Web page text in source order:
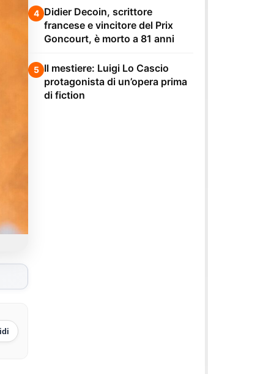
4 Didier Decoin, scrittore
francese e vincitore del Prix
Goncourt, è morto a 81 anni
5 Il mestiere: Luigi Lo Cascio
protagonista di un’opera prima
di fiction